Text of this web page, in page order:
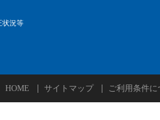
状況等
HOME サイトマップ ご利用条件に